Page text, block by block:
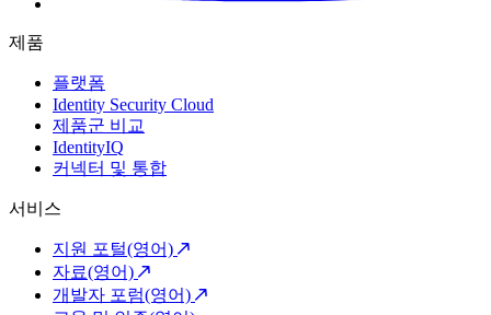
제품
플랫폼
Identity Security Cloud
제품군 비교
IdentityIQ
커넥터 및 통합
서비스
지원 포털(영어)
자료(영어)
개발자 포럼(영어)